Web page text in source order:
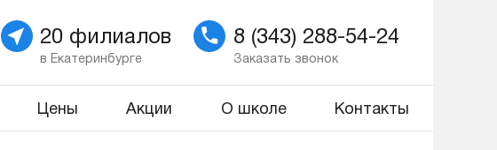
20 филиалов
в Екатеринбурге
8 (343) 288-54-24
Заказать звонок
Цены Акции О школе Контакты